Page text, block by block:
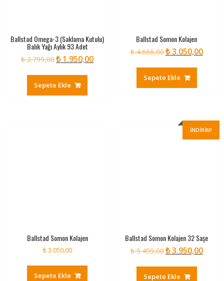
Ballstad Omega-3 (Saklama Kutulu)
Balık Yağı Aylık 93 Adet
₺2.799,00Orijinal
₺1.950,00Şu
Sepete Ekle
Ballstad Somon Kolajen
₺4.666,00Orijinal
₺3.050,00Şu
Sepete Ekle
Ballstad Somon Kolajen
₺3.050,00
Sepete Ekle
İNDIRIM!
Ballstad Somon Kolajen 32 Saşe
₺5.499,00Orijinal
₺3.950,00Şu
Sepete Ekle